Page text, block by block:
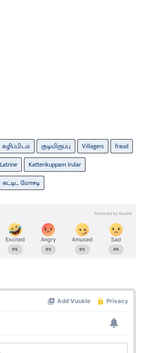
கழிப்பிடம் குடியிருப்பு Villagers
fraud
Latrine
Katterikuppam Irular
கட்டிட மோசடி